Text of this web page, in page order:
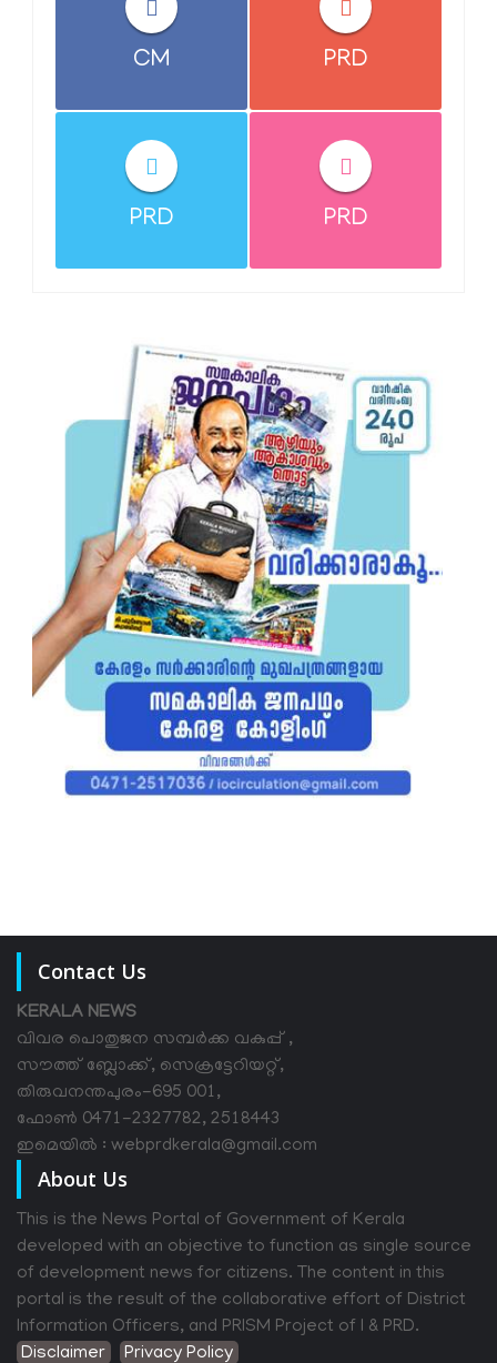
CM PRD
PRD PRD
Contact Us
KERALA NEWS
വിവര പൊതുജന സമ്പര്‍ക്ക വകുപ്പ് ,
സൗത്ത് ബ്ലോക്ക്, സെക്രട്ടേറിയറ്റ്,
തിരുവനന്തപുരം-695 001,
ഫോൺ 0471-2327782, 2518443
ഇമെയിൽ : webprdkerala@gmail.com
About Us
This is the News Portal of Government of Kerala
developed with an objective to function as single source
of development news for citizens. The content in this
portal is the result of the collaborative effort of District
Information Officers, and PRISM Project of I & PRD.
Disclaimer
Privacy Policy